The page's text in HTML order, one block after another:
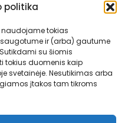
politika
naudojame tokias
ir (arba) gautume
su šiomis
tokius duomenis kaip
svetainėje. Nesutikimas arba
įtakos tam tikroms